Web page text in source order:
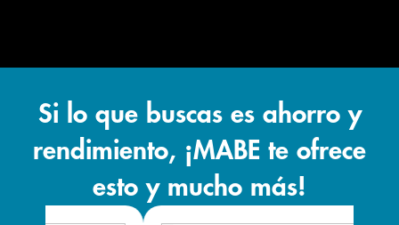
Si lo que buscas es ahorro y
rendimiento, ¡MABE te ofrece
esto y mucho más!